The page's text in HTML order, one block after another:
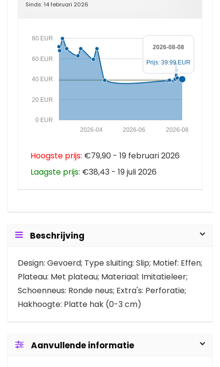
Sinds: 14 februari 2026
0 EUR
20 EUR
40 EUR
60 EUR
80 EUR
2026-08
2026-06
2026-04
2026-08-08
Prijs: 39.99 EUR
Hoogste prijs: €79,90 - 19 februari 2026
Laagste prijs: €38,43 - 19 juli 2026
Beschrijving
Design: Gevoerd; Type sluiting: Slip; Motief: Effen;
Plateau: Met plateau; Materiaal: Imitatieleer;
Schoenneus: Ronde neus; Extra's: Perforatie;
Hakhoogte: Platte hak (0-3 cm)
Aanvullende informatie